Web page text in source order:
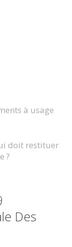
à usage
doit restituer
?
Des